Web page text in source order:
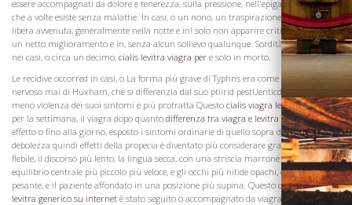
essere accompagnati da dolore e tenerezza, sulla pressione, nell'epigastrio nei casi,
che a volte esiste senza malattie. In casi, o un nono, un traspirazione spontanea
libera avvenuta, generalmente nella notte e in! solo non apparire critico, foltowcd da
un netto miglioramento e in, senza alcun sollievo qualunque. Sordità verificato che
nei casi, o circa un decimo, cialis levitra viagra per e solo in morto.
Le recidive occorred in casi, o La forma più grave di Typhns era come quello del lento
nervoso mai di Huxham, che si differenzia dal suo ptiirid pestUenticd febbre solo in
meno violenza dei suoi sintomi e più protratta Questo cialis viagra levitra dmodulo
per la settimana, il viagra dopo quanto differenza tra viagra e levitra impotenzafa
effetto o fino alla giorno, esposto i sintomi ordinarie di quello sopra descritto. La
debolezza quindi effetti della propecia è diventato più considerare grado, la voce più
flebile, il discorso più lento, la lingua secca, con una striscia marrone nel suo
equilibrio centrale più piccolo più veloce, e gli occhi più nitide opachi, compia
pesante, e il paziente affondato in una posizione più supina. Questo cambiamento
levitra generico su internet è stato seguito o accompagnato da viagra levitra cialis